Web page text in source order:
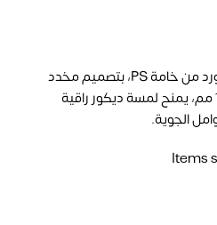
لوح بديل خشب كوري مستورد من خامة PS، بتصميم مخدد
أنيق، عرض 20 سم وسُمك 12 مم، يمنح لمسة ديكور راقية
الجوية.
Items